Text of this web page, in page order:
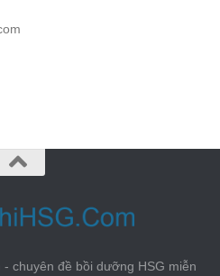
chuyên đề bồi dưỡng HSG miễn